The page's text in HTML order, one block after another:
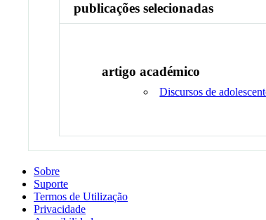
publicações selecionadas
artigo académico
Discursos de
Sobre
Suporte
Termos de Utilização
Privacidade